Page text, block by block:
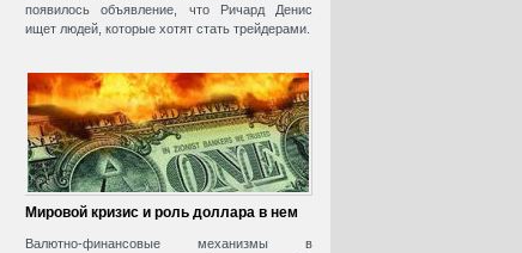
появилось объявление, что Ричард Денис
ищет людей, которые хотят стать трейдерами.
Мировой кризис и роль доллара в нем
Валютно-финансовые механизмы в